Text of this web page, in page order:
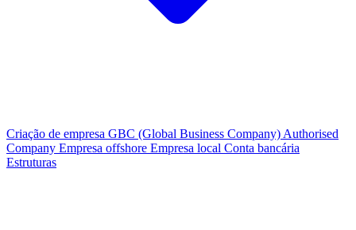
Criação de empresa GBC (Global Business Company) Authorised
Company Empresa offshore Empresa local Conta bancária
Estruturas